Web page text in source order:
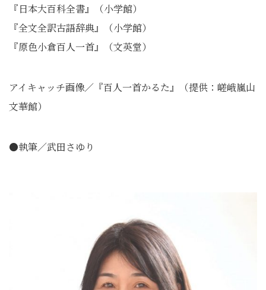
『日本大百科全書』（小学館）
『全文全訳古語辞典』（小学館）
『原色小倉百人一首』（文英堂）
アイキャッチ画像／『百人一首かるた』（提供：嵯峨嵐山
文華館）
●執筆／武田さゆり